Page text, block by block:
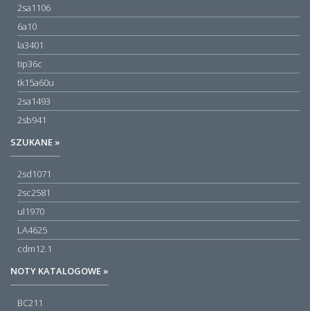
2sa1106
6a10
la3401
tip36c
tk15a60u
2sa1493
2sb941
SZUKANE »
2sd1071
2sc2581
ul1970
LA4625
cdm12.1
NOTY KATALOGOWE »
BC211